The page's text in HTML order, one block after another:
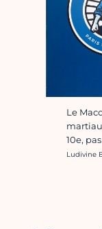
Le
10e,
Crédit
Ludivine